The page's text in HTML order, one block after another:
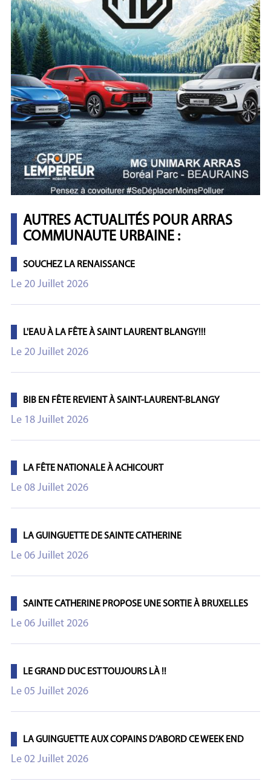
AUTRES ACTUALITÉS POUR ARRAS
COMMUNAUTE URBAINE :
SOUCHEZ LA RENAISSANCE
Le 20 Juillet 2026
L'EAU À LA FÊTE À SAINT LAURENT BLANGY!!!
Le 20 Juillet 2026
BIB EN FÊTE REVIENT À SAINT-LAURENT-BLANGY
Le 18 Juillet 2026
LA FÊTE NATIONALE À ACHICOURT
Le 08 Juillet 2026
LA GUINGUETTE DE SAINTE CATHERINE
Le 06 Juillet 2026
SAINTE CATHERINE PROPOSE UNE SORTIE À BRUXELLES
Le 06 Juillet 2026
LE GRAND DUC EST TOUJOURS LÀ !!
Le 05 Juillet 2026
LA GUINGUETTE AUX COPAINS D’ABORD CE WEEK END
Le 02 Juillet 2026